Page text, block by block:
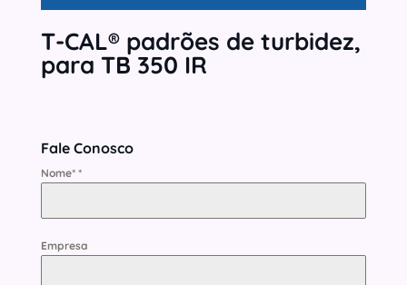
T-CAL® padrões de turbidez,
para TB 350 IR
Fale Conosco
Nome* *
Empresa